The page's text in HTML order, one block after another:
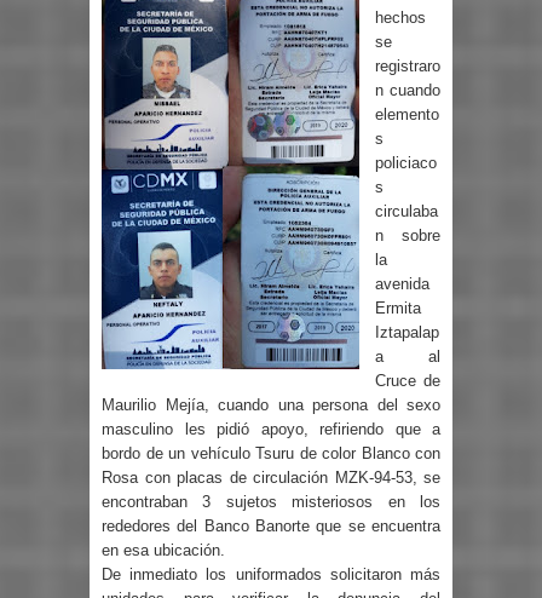
hechos
se
registraro
n cuando
elemento
s
policiaco
s
circulaba
n sobre
la
avenida
Ermita
Iztapalap
a al
Cruce de
Maurilio Mejía, cuando una persona del sexo
masculino les pidió apoyo, refiriendo que a
bordo de un vehículo Tsuru de color Blanco con
Rosa con placas de circulación MZK-94-53, se
encontraban 3 sujetos misteriosos en los
rededores del Banco Banorte que se encuentra
en esa ubicación.
De inmediato los uniformados solicitaron más